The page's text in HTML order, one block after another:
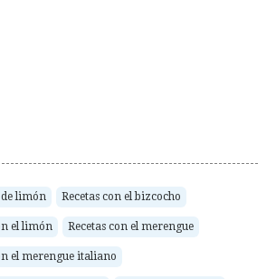
limón Recetas con el bizcocho
el limón Recetas con el merengue
el merengue italiano